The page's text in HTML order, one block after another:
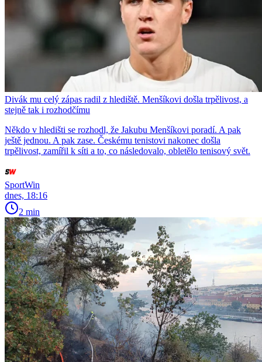
Divák mu celý zápas radil z hlediště. Menšíkovi došla trpělivost, a
stejně tak i rozhodčímu
Někdo v hledišti se rozhodl, že Jakubu Menšíkovi poradí. A pak
ještě jednou. A pak zase. Českému tenistovi nakonec došla
trpělivost, zamířil k síti a to, co následovalo, obletělo tenisový svět.
SportWin
dnes, 18:16
2 min